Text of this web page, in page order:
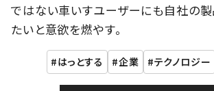
ではない車いすユーザーにも自社の
たいと意欲を燃やす。
はっとする 企業 テクノロジー